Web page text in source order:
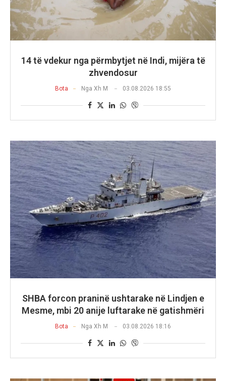
14 të vdekur nga përmbytjet në Indi, mijëra të
zhvendosur
Bota Nga Xh M 03.08.2026 18:55
SHBA forcon praninë ushtarake në Lindjen e
Mesme, mbi 20 anije luftarake në gatishmëri
Bota Nga Xh M 03.08.2026 18:16